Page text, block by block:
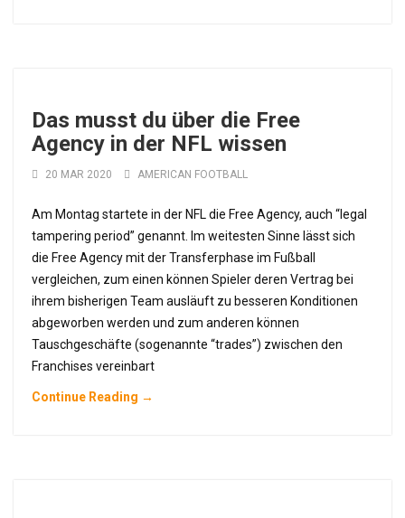
Das musst du über die Free
Agency in der NFL wissen
20 MAR 2020 AMERICAN FOOTBALL
Am Montag startete in der NFL die Free Agency, auch “legal
tampering period” genannt. Im weitesten Sinne lässt sich
die Free Agency mit der Transferphase im Fußball
vergleichen, zum einen können Spieler deren Vertrag bei
ihrem bisherigen Team ausläuft zu besseren Konditionen
abgeworben werden und zum anderen können
Tauschgeschäfte (sogenannte “trades”) zwischen den
Franchises vereinbart
Continue Reading →